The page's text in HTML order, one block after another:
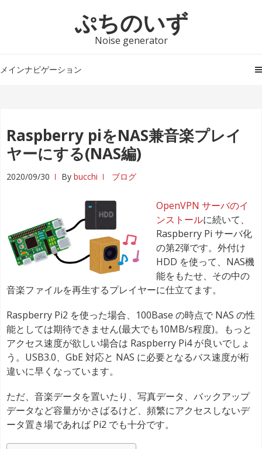
シ
ス
キ
プ
ツ
ッ
プ
ぷちのいず
Noise generator
メインナビゲーション
Raspberry piをNAS兼音楽プレイ
ヤーにする(NAS編)
2020/09/30 By bucchi ブログ
OpenVPN サーバのイ
ンストールに続いて、
Raspberry Pi サーバ化
の第2弾です。外付け
HDD を使って、NAS機
能をもたせ、その中の
音楽ファイルを再生するプレイヤーに仕立てます。
Raspberry Pi2 を使った場合、100Base の時点で NAS の性
能としては期待できません(最大でも10MB/s程度)。もっと
アクセス速度が欲しい場合は Raspberry Pi4 が良いでしょ
う。USB3.0、GbE 対応と NAS に必要となるバス速度が桁
違いに早くなっています。
ただ、音楽データを置いたり、写真データ、バックアップ
データなど容量がかさばるけど、頻繁にアクセスしないデ
ータ置き場であれば Pi2 でも十分です。